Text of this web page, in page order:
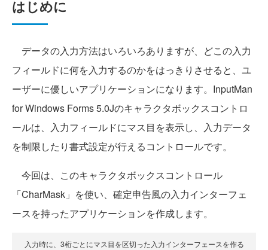
はじめに
データの入力方法はいろいろありますが、どこの入力
フィールドに何を入力するのかをはっきりさせると、ユ
ーザーに優しいアプリケーションになります。InputMan
for Windows Forms 5.0Jのキャラクタボックスコントロ
ールは、入力フィールドにマス目を表示し、入力データ
を制限したり書式設定が行えるコントロールです。
今回は、このキャラクタボックスコントロール
「CharMask」を使い、確定申告風の入力インターフェ
ースを持ったアプリケーションを作成します。
入力時に、3桁ごとにマス目を区切った入力インターフェースを作る